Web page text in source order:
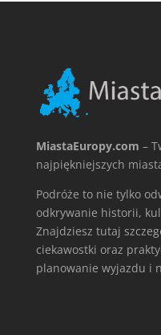
MiastaEuropy.com –
najpiękniejszych
Podróże to nie tylko
odkrywanie historii,
Znajdziesz tutaj
ciekawostki oraz
planowanie wyjazdu i